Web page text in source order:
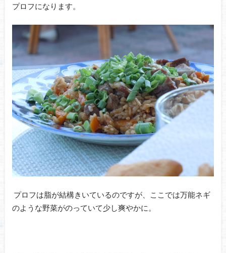
プロフになります。
プロフは脂が結構きいているのですが、ここでは万能ネギ
のような野菜がのっていて少し爽やかに。